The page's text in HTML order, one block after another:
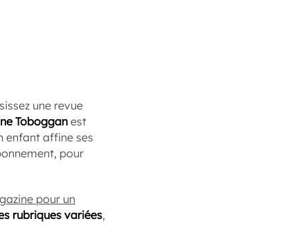
une revue
Tobogganest
enfant affine ses
pour
pour un
rubriques variées,